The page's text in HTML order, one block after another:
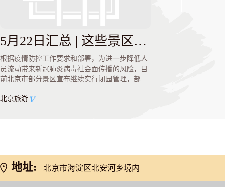
5月22日汇总 | 这些景区闭园，演出、公交运营有变动
根据疫情防控工作要求和部署，为进一步降低人
员流动带来新冠肺炎病毒社会面传播的风险，目
前北京市部分景区宣布继续实行闭园管理，部分
出行请注意。
北京旅游
地址: 北京市海淀区北安河乡境内